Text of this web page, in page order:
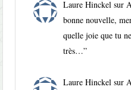
Laure Hinckel sur
bonne nouvelle,
quelle joie que tu
très…”
Laure Hinckel sur